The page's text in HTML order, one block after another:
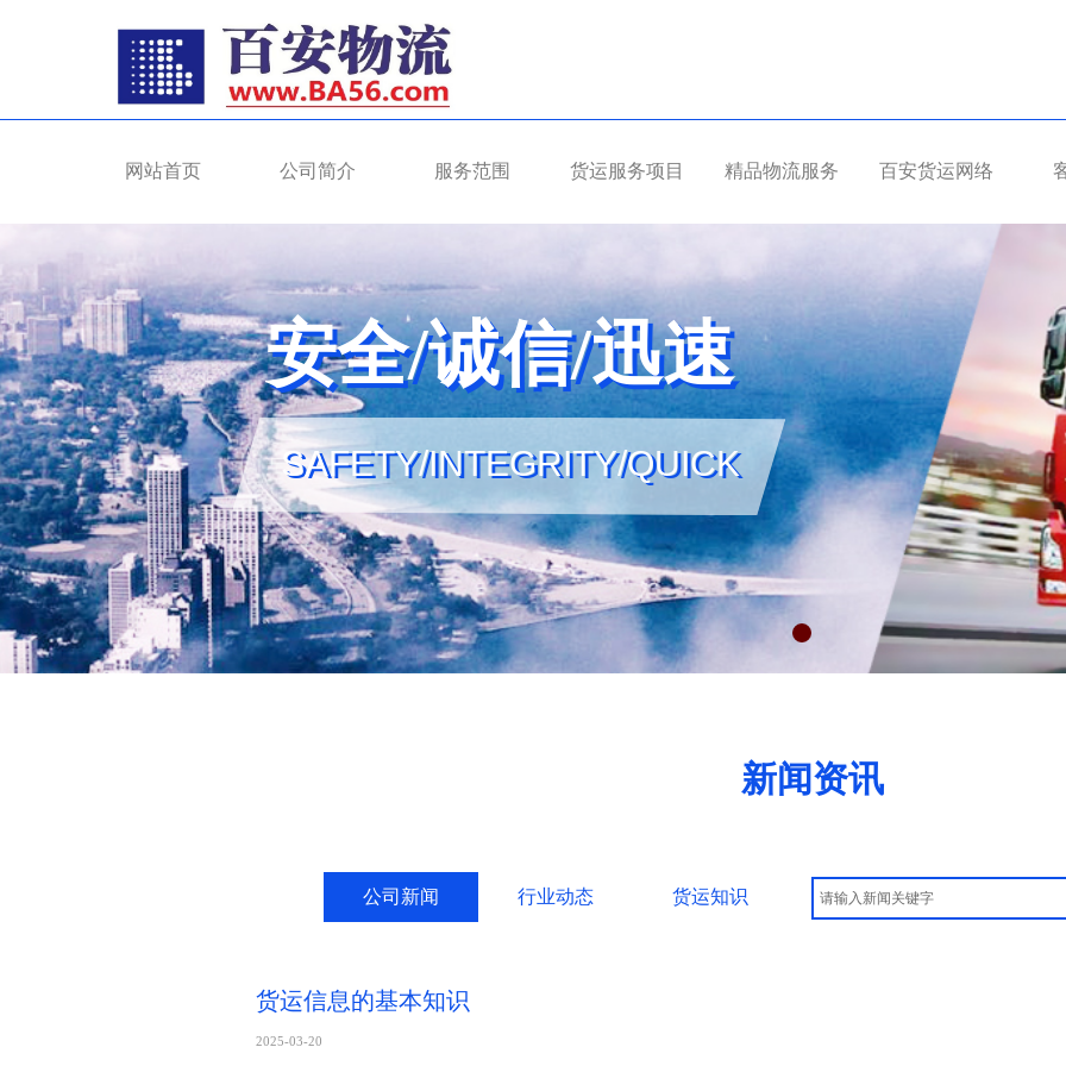
安全/诚信/迅速
安全/诚信/迅速
SAFETY/INTEGRITY/QUICK
SAFETY/INTEGRITY/QUICK
新闻资讯
公司新闻 行业动态 货运知识
货运信息的基本知识
2025-03-20
网站首页 公司简介 服务范围 货运服务项目 精品物流服务 百安货运网络